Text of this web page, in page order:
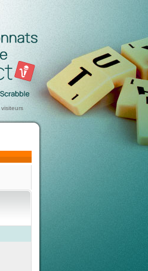
visiteurs